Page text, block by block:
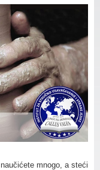
mnogo, a steći